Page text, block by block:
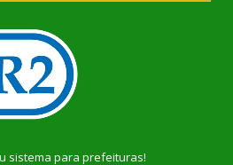
sistema para prefeituras!